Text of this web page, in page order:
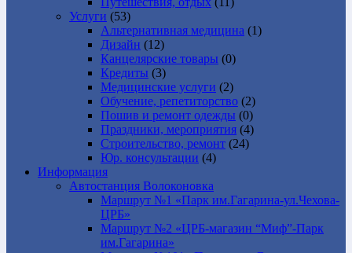
Услуги (53)
Альтернативная медицина (1)
Дизайн (12)
Канцелярские товары (0)
Кредиты (3)
Медицинские услуги (2)
Обучение, репетиторство (2)
Пошив и ремонт одежды (0)
Праздники, мероприятия (4)
Строительство, ремонт (24)
Юр. консультации (4)
Информация
Автостанция Волоконовка
Маршрут №1 «Парк им.Гагарина-ул.Чехова-
ЦРБ»
Маршрут №2 «ЦРБ-магазин “Миф”-Парк
им.Гагарина»